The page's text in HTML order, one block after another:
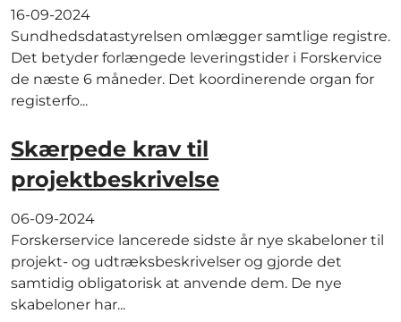
16-09-2024
Sundhedsdatastyrelsen omlægger samtlige registre.
Det betyder forlængede leveringstider i Forskervice
de næste 6 måneder. Det koordinerende organ for
registerfo...
Skærpede krav til
projektbeskrivelse
06-09-2024
Forskerservice lancerede sidste år nye skabeloner til
projekt- og udtræksbeskrivelser og gjorde det
samtidig obligatorisk at anvende dem. De nye
skabeloner har...